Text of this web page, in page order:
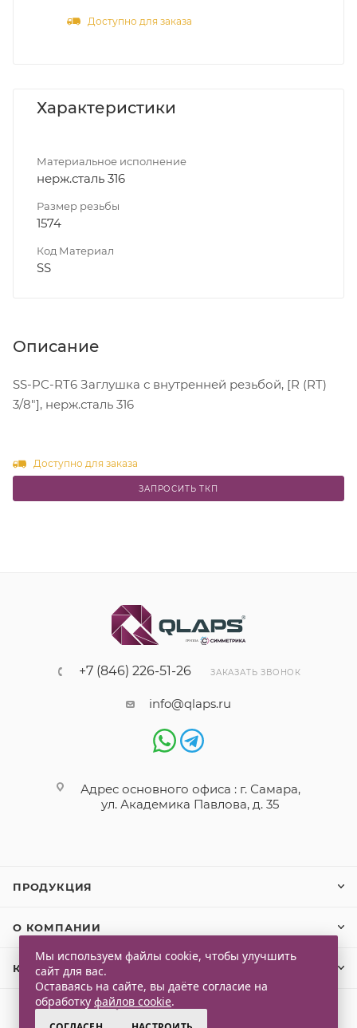
Доступно для заказа
Характеристики
Материальное исполнение
нерж.сталь 316
Размер резьбы
1574
Код Материал
SS
Описание
SS-PC-RT6 Заглушка с внутренней резьбой, [R (RT)
3/8"], нерж.сталь 316
Доступно для заказа
ЗАПРОСИТЬ ТКП
+7 (846) 226-51-26 ЗАКАЗАТЬ ЗВОНОК
info@qlaps.ru
Адрес основного офиса : г. Самара,
ул. Академика Павлова, д. 35
ПРОДУКЦИЯ
О КОМПАНИИ
КЛИЕНТАМ
Мы используем файлы cookie, чтобы улучшить
сайт для вас.
Оставаясь на сайте, вы даёте согласие на
обработку файлов cookie.